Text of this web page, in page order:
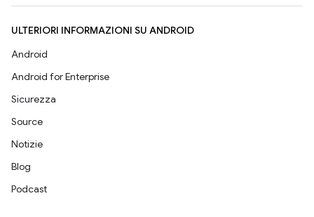
ULTERIORI INFORMAZIONI SU ANDROID
Android
Android for Enterprise
Sicurezza
Source
Notizie
Blog
Podcast